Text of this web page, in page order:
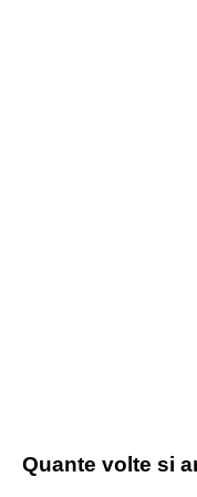
Quante volte si